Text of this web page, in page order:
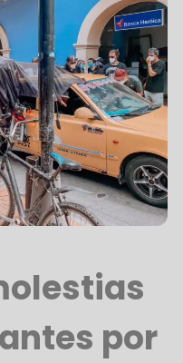
por